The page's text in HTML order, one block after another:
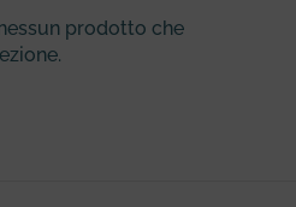
prodotto che